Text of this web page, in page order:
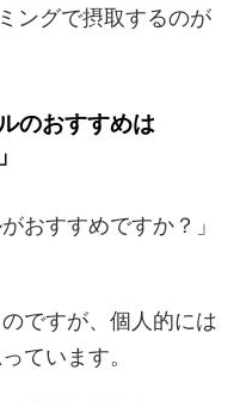
ングで摂取するのが
のおすすめは
おすすめですか？」
ですが、個人的には
ています。